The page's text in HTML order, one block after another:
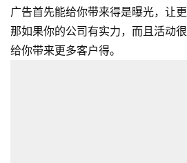
广告首先能给你带来得是曝光，让
那如果你的公司有实力，而且活动
给你带来更多客户得。